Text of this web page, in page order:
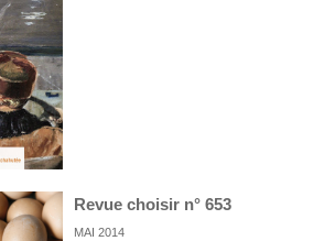
Revue choisir n° 653
MAI 2014